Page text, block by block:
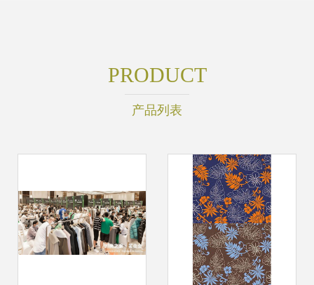
PRODUCT
产品列表